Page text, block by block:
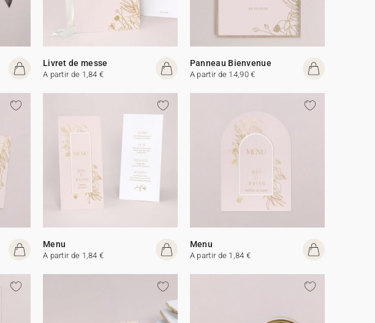
Livret de messe
A partir de 1,84 €
Panneau Bienvenue
A partir de 14,90 €
Menu
A partir de 1,84 €
Menu
A partir de 1,84 €